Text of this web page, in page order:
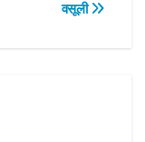
वसूली